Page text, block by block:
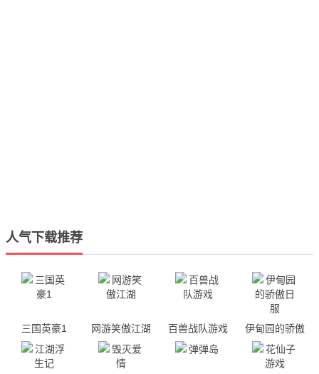
人气下载推荐
三国英豪1 网游笑傲江湖 百兽战队游戏
伊甸园的骄傲
日服